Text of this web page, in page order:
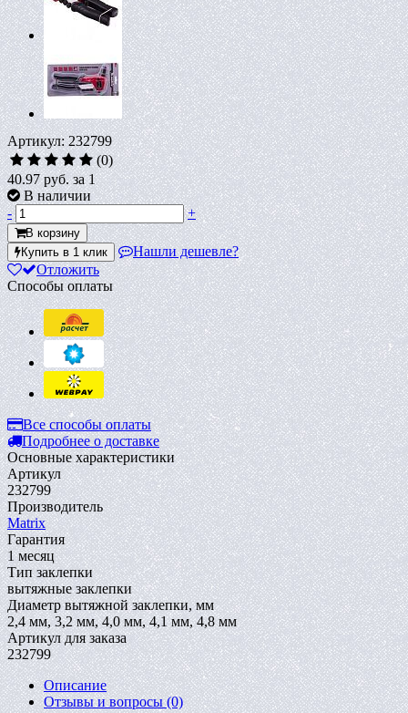
Артикул: 232799
(0)
40.97 руб.за 1
В наличии
-
+
В корзину
Купить в 1 клик
Нашли дешевле?
Отложить
Способы оплаты
Все способы оплаты
Подробнее о доставке
Основные характеристики
Артикул
232799
Производитель
Matrix
Гарантия
1 месяц
Тип заклепки
вытяжные заклепки
Диаметр вытяжной заклепки, мм
2,4 мм, 3,2 мм, 4,0 мм, 4,1 мм, 4,8 мм
Артикул для заказа
232799
Описание
Отзывы и вопросы(0)